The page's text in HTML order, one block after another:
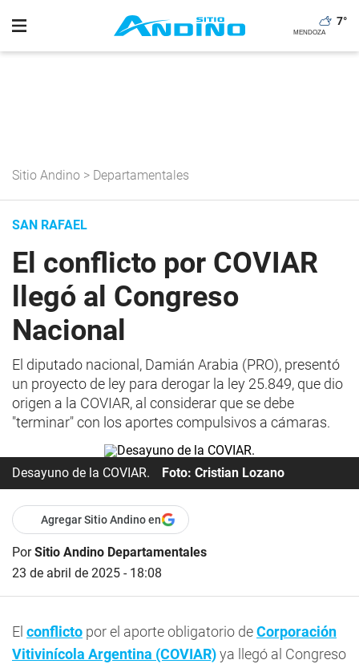
7°
Sitio Andino > Departamentales
SAN RAFAEL
El conflicto por COVIAR
llegó al Congreso
Nacional
El diputado nacional, Damián Arabia (PRO), presentó
un proyecto de ley para derogar la ley 25.849, que dio
origen a la COVIAR, al considerar que se debe
"terminar" con los aportes compulsivos a cámaras.
Desayuno de la COVIAR. Foto: Cristian Lozano
Agregar Sitio Andino en
PorSitio Andino Departamentales
23 de abril de 2025 - 18:08
El conflicto por el aporte obligatorio deCorporación
Vitivinícola Argentina (COVIAR)ya llegó al Congreso